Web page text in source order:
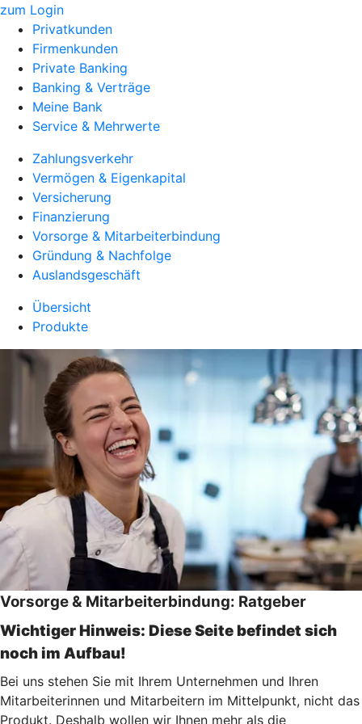
zum Login
Privatkunden
Firmenkunden
Private Banking
Banking & Verträge
Meine Bank
Service & Mehrwerte
Zahlungsverkehr
Vermögen & Eigenkapital
Versicherung
Finanzierung
Vorsorge & Mitarbeiterbindung
Gründung & Nachfolge
Auslandsgeschäft
Übersicht
Produkte
Vorsorge & Mitarbeiterbindung: Ratgeber
Wichtiger Hinweis: Diese Seite befindet sich
noch im Aufbau!
Bei uns stehen Sie mit Ihrem Unternehmen und Ihren
Mitarbeiterinnen und Mitarbeitern im Mittelpunkt, nicht das
Produkt. Deshalb wollen wir Ihnen mehr als die